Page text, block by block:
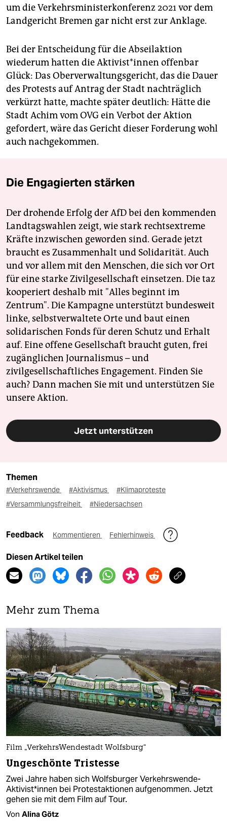
um die Verkehrsministerkonferenz 2021 vor dem
Landgericht Bremen gar nicht erst zur Anklage.
Bei der Entscheidung für die Abseilaktion
wiederum hatten die Ak­ti­vis­t*in­nen offenbar
Glück: Das Oberverwaltungsgericht, das die Dauer
des Protests auf Antrag der Stadt nachträglich
verkürzt hatte, machte später deutlich: Hätte die
Stadt Achim vom OVG ein Verbot der Aktion
gefordert, wäre das Gericht dieser Forderung wohl
auch nachgekommen.
Die Engagierten stärken
Der drohende Erfolg der AfD bei den kommenden
Landtagswahlen zeigt, wie stark rechtsextreme
Kräfte inzwischen geworden sind. Gerade jetzt
braucht es Zusammenhalt und Solidarität. Auch
und vor allem mit den Menschen, die sich vor Ort
für eine starke Zivilgesellschaft einsetzen. Die taz
kooperiert deshalb mit "Alles beginnt im
Zentrum". Die Kampagne unterstützt bundesweit
linke, selbstverwaltete Orte und baut einen
solidarischen Fonds für deren Schutz und Erhalt
auf. Eine offene Gesellschaft braucht guten, frei
zugänglichen Journalismus – und
zivilgesellschaftliches Engagement. Finden Sie
auch? Dann machen Sie mit und unterstützen Sie
unsere Aktion.
Jetzt unterstützen
Themen
#Verkehrswende #Aktivismus
#Klimaproteste
#Versammlungsfreiheit
#Niedersachsen
Feedback Kommentieren Fehlerhinweis
Diesen Artikel teilen
Mehr zum Thema
Film „VerkehrsWendestadt Wolfsburg“
Ungeschönte Tristesse
Zwei Jahre haben sich Wolfsburger Verkehrswende-
Aktivist*innen bei Protestaktionen aufgenommen. Jetzt
gehen sie mit dem Film auf Tour.
Von Alina Götz